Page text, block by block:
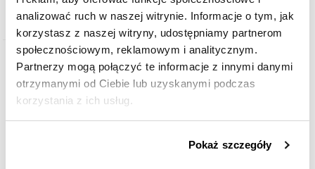
analizować ruch w naszej witrynie. Informacje o tym, jak
korzystasz z naszej witryny, udostępniamy partnerom
społecznościowym, reklamowym i analitycznym.
Partnerzy mogą połączyć te informacje z innymi danymi
otrzymanymi od Ciebie lub uzyskanymi podczas
korzystania z ich usług.
przez nas plików cookie znajdziesz wPolityce
Pokaż szczegóły